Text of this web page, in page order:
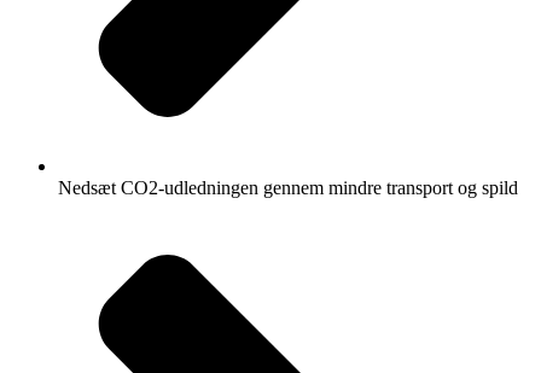
Nedsæt CO2-udledningen gennem mindre transport og spild